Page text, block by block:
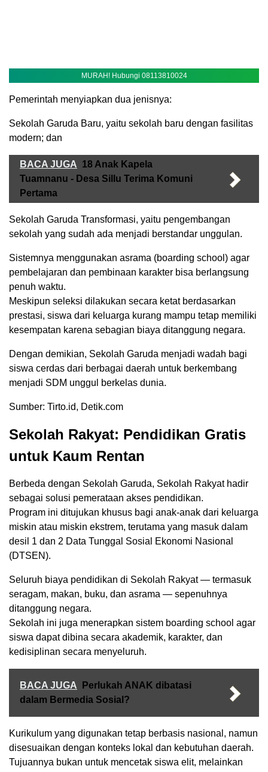
MURAH! Hubungi 08113810024
Pemerintah menyiapkan dua jenisnya:
Sekolah Garuda Baru, yaitu sekolah baru dengan fasilitas
modern; dan
BACA JUGA 18 Anak Kapela
Tuamnanu - Desa Sillu Terima Komuni
Pertama
Sekolah Garuda Transformasi, yaitu pengembangan
sekolah yang sudah ada menjadi berstandar unggulan.
Sistemnya menggunakan asrama (boarding school) agar
pembelajaran dan pembinaan karakter bisa berlangsung
penuh waktu.
Meskipun seleksi dilakukan secara ketat berdasarkan
prestasi, siswa dari keluarga kurang mampu tetap memiliki
kesempatan karena sebagian biaya ditanggung negara.
Dengan demikian, Sekolah Garuda menjadi wadah bagi
siswa cerdas dari berbagai daerah untuk berkembang
menjadi SDM unggul berkelas dunia.
Sumber: Tirto.id, Detik.com
Sekolah Rakyat: Pendidikan Gratis
untuk Kaum Rentan
Berbeda dengan Sekolah Garuda, Sekolah Rakyat hadir
sebagai solusi pemerataan akses pendidikan.
Program ini ditujukan khusus bagi anak-anak dari keluarga
miskin atau miskin ekstrem, terutama yang masuk dalam
desil 1 dan 2 Data Tunggal Sosial Ekonomi Nasional
(DTSEN).
Seluruh biaya pendidikan di Sekolah Rakyat — termasuk
seragam, makan, buku, dan asrama — sepenuhnya
ditanggung negara.
Sekolah ini juga menerapkan sistem boarding school agar
siswa dapat dibina secara akademik, karakter, dan
kedisiplinan secara menyeluruh.
BACA JUGA
Perlukah ANAK dibatasi
dalam Bermedia Sosial?
Kurikulum yang digunakan tetap berbasis nasional, namun
disesuaikan dengan konteks lokal dan kebutuhan daerah.
Tujuannya bukan untuk mencetak siswa elit, melainkan